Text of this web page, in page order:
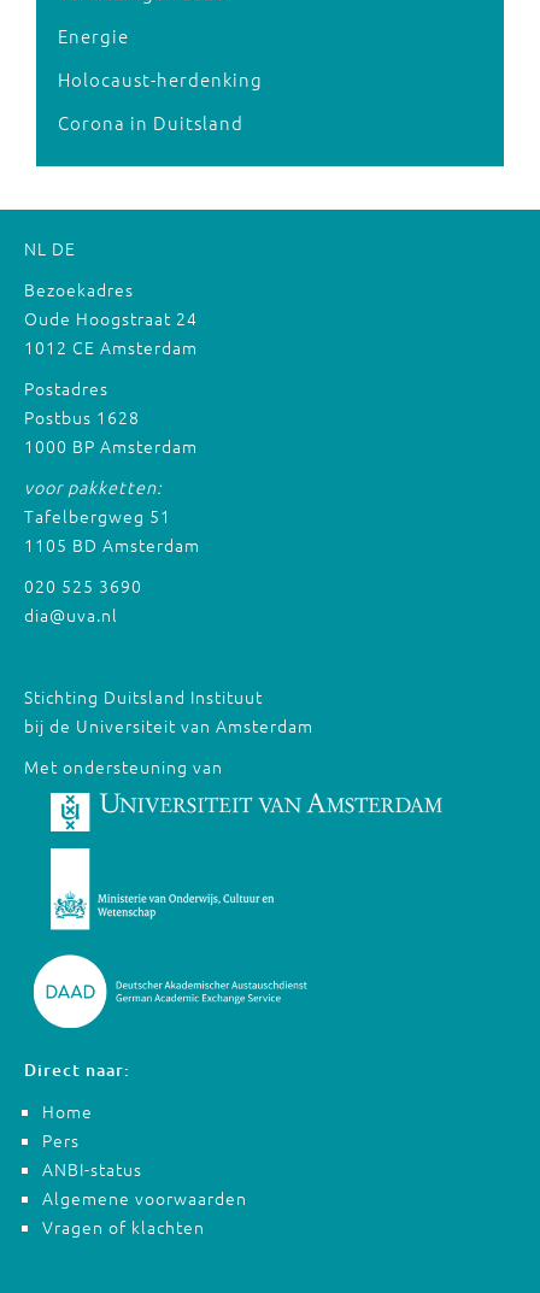
Energie
Holocaust-herdenking
Corona in Duitsland
NL DE
Bezoekadres
Oude Hoogstraat 24
1012 CE Amsterdam
Postadres
Postbus 1628
1000 BP Amsterdam
voor pakketten:
Tafelbergweg 51
1105 BD Amsterdam
020 525 3690
dia@uva.nl
Stichting Duitsland Instituut
bij de Universiteit van Amsterdam
Met ondersteuning van
Direct naar:
Home
Pers
ANBI-status
Algemene voorwaarden
Vragen of klachten